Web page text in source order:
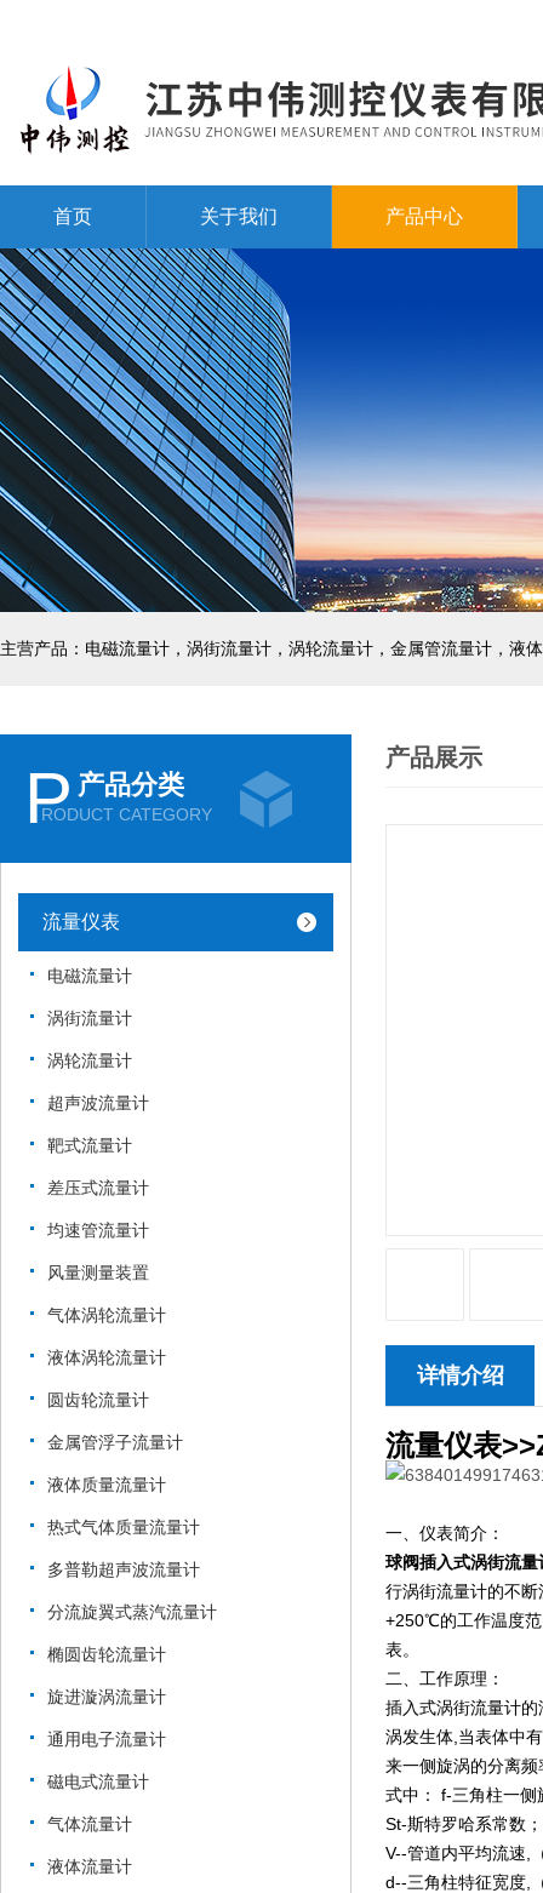
首页 关于我们 产品中心
主营产品：电磁流量计，涡街流量计，涡轮流量计，金属管流量计，液
P 产品分类
RODUCT CATEGORY
流量仪表
电磁流量计
涡街流量计
涡轮流量计
超声波流量计
靶式流量计
差压式流量计
均速管流量计
风量测量装置
气体涡轮流量计
液体涡轮流量计
圆齿轮流量计
金属管浮子流量计
液体质量流量计
热式气体质量流量计
多普勒超声波流量计
分流旋翼式蒸汽流量计
椭圆齿轮流量计
旋进漩涡流量计
通用电子流量计
磁电式流量计
气体流量计
液体流量计
产品展示
详情介绍
流量仪表
一、仪表简介：
球阀插入式涡街流量
行涡街流量计的不
+250℃的工作温度范
表。
二、工作原理：
插入式涡街流量计
涡发生体,当表体中
来一侧旋涡的分离
式中： f-三角柱一
St-斯特罗哈系常数；
V--管道内平均流速,
d--三角柱特征宽度,